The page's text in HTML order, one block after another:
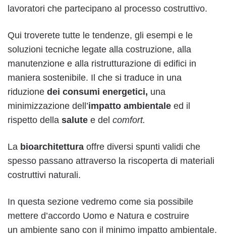
lavoratori che partecipano al processo costruttivo.
Qui troverete tutte le tendenze, gli esempi e le
soluzioni tecniche legate alla costruzione, alla
manutenzione e alla ristrutturazione di edifici in
maniera sostenibile. Il che si traduce in una
riduzione dei consumi energetici, una
minimizzazione dell’impatto ambientale ed il
rispetto della salute e del comfort.
La bioarchitettura offre diversi spunti validi che
spesso passano attraverso la riscoperta di materiali
costruttivi naturali.
In questa sezione vedremo come sia possibile
mettere d’accordo Uomo e Natura e costruire
un ambiente sano con il minimo impatto ambientale.